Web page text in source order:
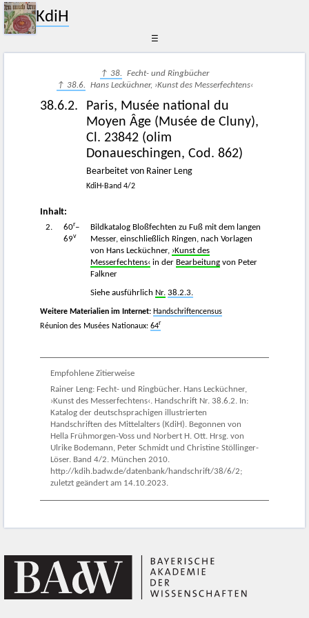
KdiH
☰
↑ 38. Fecht- und Ringbücher
↑ 38.6. Hans Lecküchner, ›Kunst des Messerfechtens‹
38.6.2.
Paris, Musée national du
Moyen Âge (Musée de Cluny),
Cl. 23842 (olim
Donaueschingen, Cod. 862)
Bearbeitet von Rainer Leng
KdiH-Band 4/2
Inhalt:
2. 60r–
69v
Bildkatalog Bloßfechten zu Fuß mit dem langen
Messer, einschließlich Ringen, nach Vorlagen
von Hans Lecküchner, ›Kunst des
Messerfechtens‹ in der Bearbeitung von Peter
Falkner
Siehe ausführlich Nr. 38.2.3.
Weitere Materialien im Internet: Handschriftencensus
Réunion des Musées Nationaux: 64r
Empfohlene Zitierweise
Rainer Leng: Fecht- und Ringbücher. Hans Lecküchner,
›Kunst des Messerfechtens‹. Handschrift Nr. 38.6.2. In:
Katalog der deutschsprachigen illustrierten
Handschriften des Mittelalters (KdiH). Begonnen von
Hella Frühmorgen-Voss und Norbert H. Ott. Hrsg. von
Ulrike Bodemann, Peter Schmidt und Christine Stöllinger-
Löser. Band 4/2. München 2010.
http://kdih.badw.de/datenbank/handschrift/38/6/2;
zuletzt geändert am 14.10.2023.